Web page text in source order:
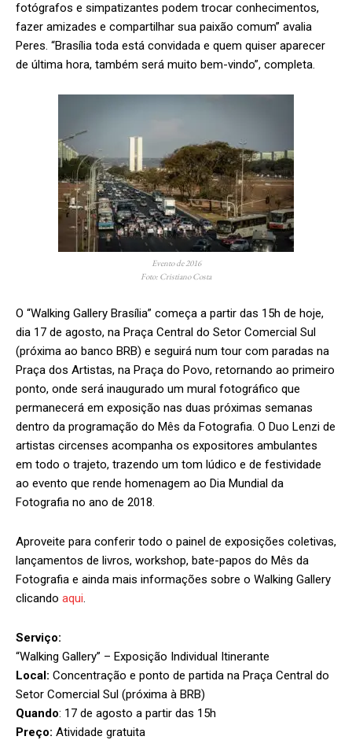
fotógrafos e simpatizantes podem trocar conhecimentos,
fazer amizades e compartilhar sua paixão comum” avalia
Peres. “Brasília toda está convidada e quem quiser aparecer
de última hora, também será muito bem-vindo”, completa.
Evento de 2016
Foto: Cristiano Costa
O “Walking Gallery Brasília” começa a partir das 15h de hoje,
dia 17 de agosto, na Praça Central do Setor Comercial Sul
(próxima ao banco BRB) e seguirá num tour com paradas na
Praça dos Artistas, na Praça do Povo, retornando ao primeiro
ponto, onde será inaugurado um mural fotográfico que
permanecerá em exposição nas duas próximas semanas
dentro da programação do Mês da Fotografia. O Duo Lenzi de
artistas circenses acompanha os expositores ambulantes
em todo o trajeto, trazendo um tom lúdico e de festividade
ao evento que rende homenagem ao Dia Mundial da
Fotografia no ano de 2018.
Aproveite para conferir todo o painel de exposições coletivas,
lançamentos de livros, workshop, bate-papos do Mês da
Fotografia e ainda mais informações sobre o Walking Gallery
clicando aqui.
Serviço:
“Walking Gallery” – Exposição Individual Itinerante
Local: Concentração e ponto de partida na Praça Central do
Setor Comercial Sul (próxima à BRB)
Quando: 17 de agosto a partir das 15h
Preço: Atividade gratuita